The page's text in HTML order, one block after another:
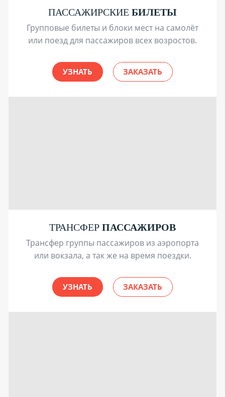
ПАССАЖИРСКИЕ БИЛЕТЫ
Групповые билеты и блоки мест на самолёт
или поезд для пассажиров всех возростов.
УЗНАТЬ ЗАКАЗАТЬ
ТРАНСФЕР ПАССАЖИРОВ
Трансфер группы пассажиров из аэропорта
или вокзала, а так же на время поездки.
УЗНАТЬ ЗАКАЗАТЬ